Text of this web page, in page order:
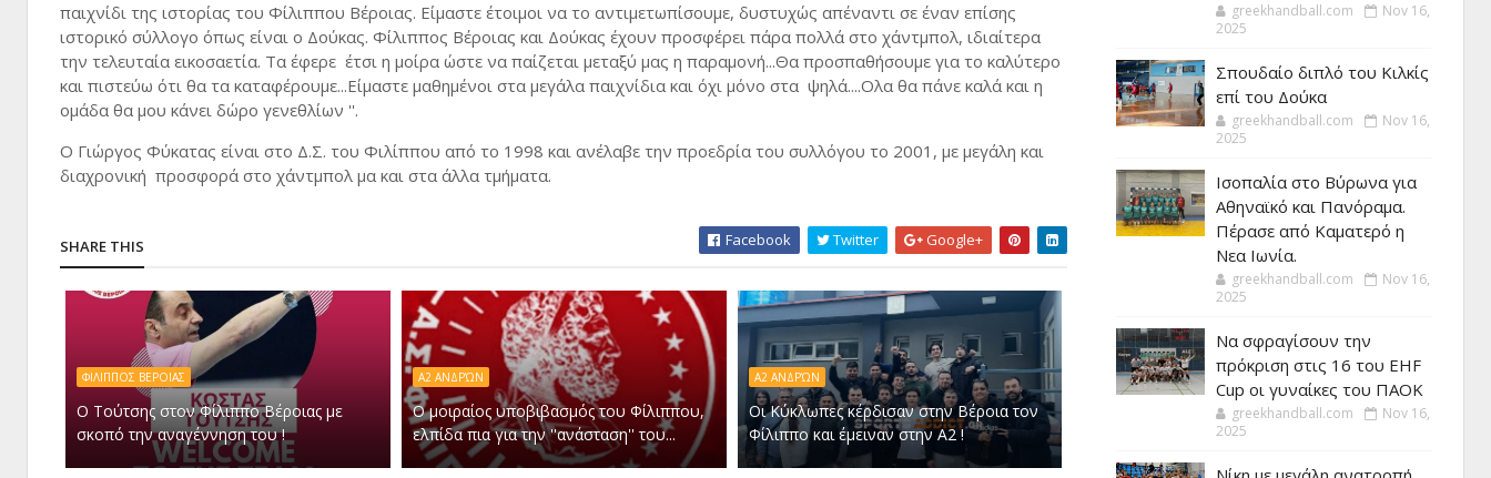
παιχνίδι της ιστορίας του Φίλιππου Βέροιας. Είμαστε έτοιμοι να το αντιμετωπίσουμε, δυστυχώς απέναντι σε έναν επίσης
ιστορικό σύλλογο όπως είναι ο Δούκας. Φίλιππος Βέροιας και Δούκας έχουν προσφέρει πάρα πολλά στο χάντμπολ, ιδιαίτερα
την τελευταία εικοσαετία. Τα έφερε έτσι η μοίρα ώστε να παίζεται μεταξύ μας η παραμονή...Θα προσπαθήσουμε για το καλύτερο
και πιστεύω ότι θα τα καταφέρουμε...Είμαστε μαθημένοι στα μεγάλα παιχνίδια και όχι μόνο στα ψηλά....Ολα θα πάνε καλά και η
ομάδα θα μου κάνει δώρο γενεθλίων ''.
Ο Γιώργος Φύκατας είναι στο Δ.Σ. του Φιλίππου από το 1998 και ανέλαβε την προεδρία του συλλόγου το 2001, με μεγάλη και
διαχρονική προσφορά στο χάντμπολ μα και στα άλλα τμήματα.
SHARE THIS Facebook Twitter Google+
ΦΙΛΙΠΠΟΣ ΒΕΡΟΙΑΣ
Ο Τούτσης στον Φίλιππο Βέροιας με
σκοπό την αναγέννηση του !
Α2 ΑΝΔΡΏΝ
Ο μοιραίος υποβιβασμός του Φίλιππου,
ελπίδα πια για την ''ανάσταση'' του...
Α2 ΑΝΔΡΏΝ
Οι Κύκλωπες κέρδισαν στην Βέροια τον
Φίλιππο και έμειναν στην Α2 !
greekhandball.com
Nov 16,
2025
Σπουδαίο διπλό του Κιλκίς
επί του Δούκα
greekhandball.com
Nov 16,
2025
Ισοπαλία στο Βύρωνα για
Αθηναϊκό και Πανόραμα.
Πέρασε από Καματερό η
Νεα Ιωνία.
greekhandball.com
Nov 16,
2025
Να σφραγίσουν την
πρόκριση στις 16 του EHF
Cup οι γυναίκες του ΠΑΟΚ
greekhandball.com
Nov 16,
2025